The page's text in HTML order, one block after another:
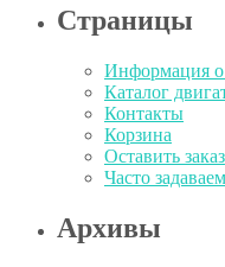
Страницы
Информация о
Каталог
Контакты
Корзина
Оставить заказ
Часто
Архивы